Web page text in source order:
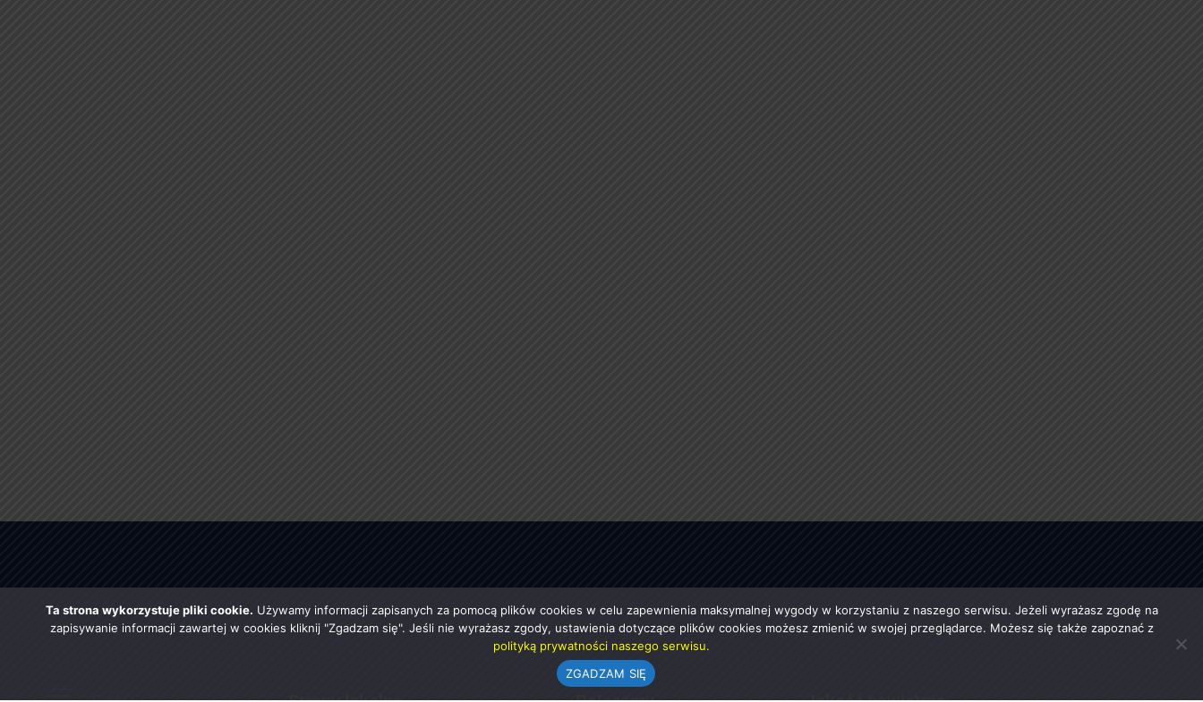
Ta strona wykorzystuje pliki cookie. Używamy informacji zapisanych za pomocą plików cookies w celu zapewnienia maksymalnej wygody w korzystaniu z naszego serwisu. Jeżeli wyrażasz zgodę na
zapisywanie informacji zawartej w cookies kliknij "Zgadzam się". Jeśli nie wyrażasz zgody, ustawienia dotyczące plików cookies możesz zmienić w swojej przeglądarce. Możesz się także zapoznać z
polityką prywatności naszego serwisu.
ZGADZAM SIĘ